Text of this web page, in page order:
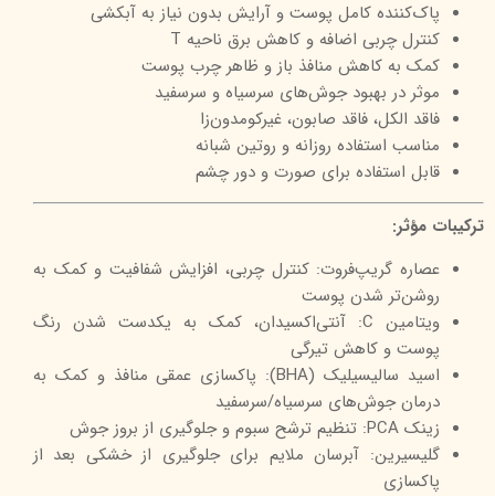
پاک‌کننده کامل پوست و آرایش بدون نیاز به آبکشی
کنترل چربی اضافه و کاهش برق ناحیه T
کمک به کاهش منافذ باز و ظاهر چرب پوست
موثر در بهبود جوش‌های سرسیاه و سرسفید
فاقد الکل، فاقد صابون، غیرکومدون‌زا
مناسب استفاده روزانه و روتین شبانه
قابل استفاده برای صورت و دور چشم
ترکیبات مؤثر:
عصاره گریپ‌فروت: کنترل چربی، افزایش شفافیت و کمک به
روشن‌تر شدن پوست
ویتامین C: آنتی‌اکسیدان، کمک به یکدست شدن رنگ
پوست و کاهش تیرگی
اسید سالیسیلیک (BHA): پاکسازی عمقی منافذ و کمک به
درمان جوش‌های سرسیاه/سرسفید
زینک PCA: تنظیم ترشح سبوم و جلوگیری از بروز جوش
گلیسیرین: آبرسان ملایم برای جلوگیری از خشکی بعد از
پاکسازی